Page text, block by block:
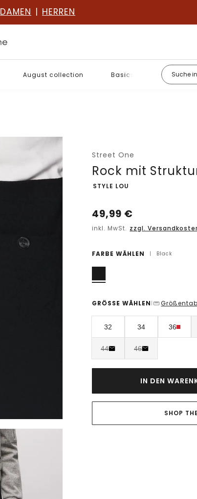
DAMEN | HERREN
August collection Basics
Street One
Rock mit
-
STYLE LOU
49,99 €
inkl. MwSt. zzgl.
FARBE WÄHLEN | Black
GRÖSSE WÄHLEN |
32 34 36
44 46
IN DEN
SHOP